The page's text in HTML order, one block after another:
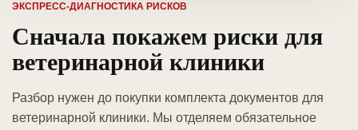
ЭКСПРЕСС-ДИАГНОСТИКА РИСКОВ
Сначала покажем риски для
ветеринарной клиники
Разбор нужен до покупки комплекта документов для
ветеринарной клиники. Мы отделяем обязательное